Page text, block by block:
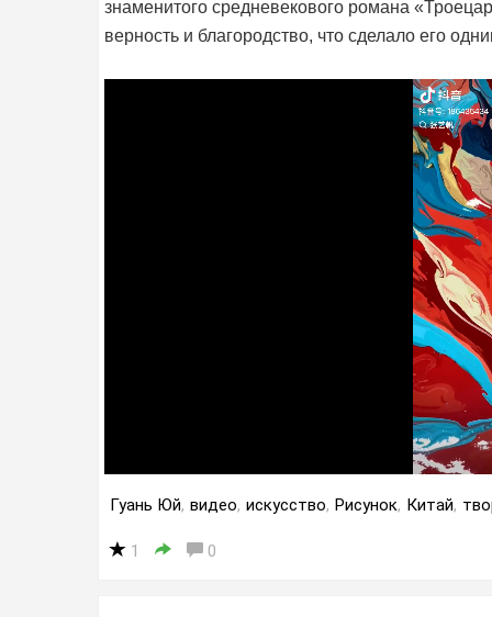
знаменитого средневекового романа
верность и благородство, что сделало его
Гуань Юй, видео, искусство, Рисунок, Китай,
1 0